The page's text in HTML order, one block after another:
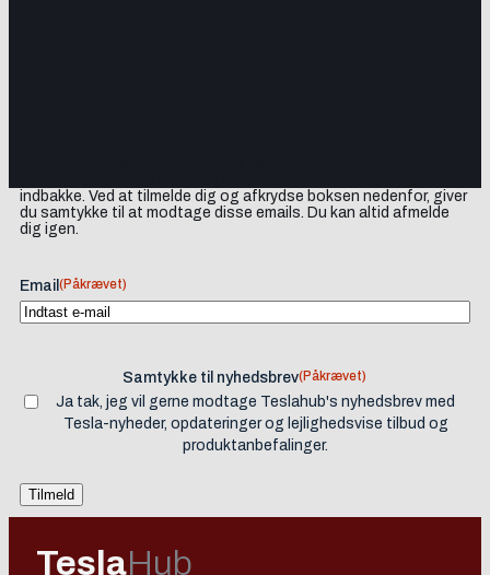
indbakke. Ved at tilmelde dig og afkrydse boksen nedenfor, giver
du samtykke til at modtage disse emails. Du kan altid afmelde
dig igen.
Email (Påkrævet)
Samtykke til nyhedsbrev(Påkrævet)
Ja tak, jeg vil gerne modtage Teslahub's nyhedsbrev med
Tesla-nyheder, opdateringer og lejlighedsvise tilbud og
produktanbefalinger.
TeslaHub